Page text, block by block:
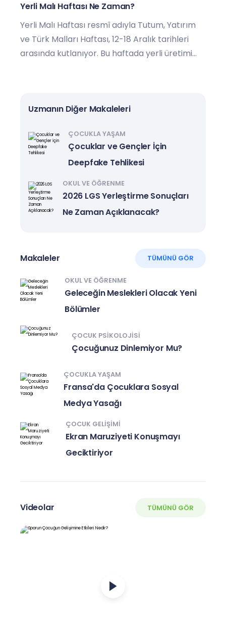
Yerli Malı Haftası Ne Zaman?
Yerli Malı Haftası resmî adıyla Tutum, Yatırım
ve Türk Malları Haftası, 12-18 Aralık tarihleri
arasında kutlanıyor. Bu haftada yerli üretimi
Uzmanın Diğer Makaleleri
ÇOCUKLA YAŞAM
Çocuklar ve Gençler İçin
Deepfake Tehlikesi
OKUL VE ÖĞRENME
2026 LGS Yerleştirme Sonuçları
Ne Zaman Açıklanacak?
Makaleler TÜMÜNÜ GÖR
OKUL VE ÖĞRENME
Geleceğin Meslekleri Olacak Yeni
Bölümler
ÇOCUK PSIKOLOJISI
Çocuğunuz Dinlemiyor Mu?
ÇOCUKLA YAŞAM
Fransa'da Çocuklara Sosyal
Medya Yasağı
ÇOCUK GELIŞIMI
Ekran Maruziyeti Konuşmayı
Geciktiriyor
Videolar TÜMÜNÜ GÖR